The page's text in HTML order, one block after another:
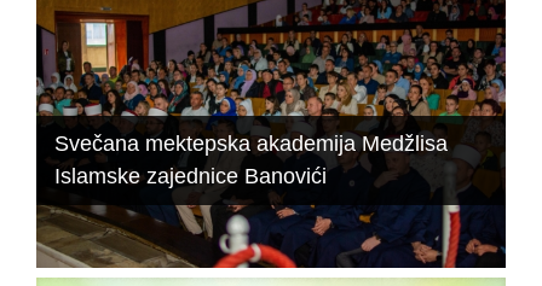
Svečana mektepska akademija Medžlisa
Islamske zajednice Banovići